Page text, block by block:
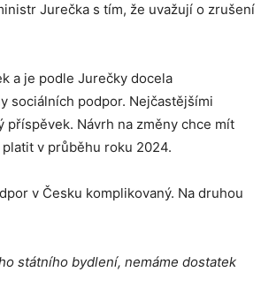
Jurečka s tím, že uvažují o zrušení
a je podle Jurečky docela
sociálních podpor. Nejčastějšími
Návrh na změny chce mít
v průběhu roku 2024.
v Česku komplikovaný. Na druhou
státního bydlení, nemáme dostatek